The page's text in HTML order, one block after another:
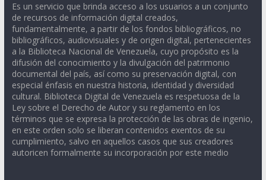
Es un servicio que brinda acceso a los usuarios a un conjunto
de recursos de información digital creados,
fundamentalmente, a partir de los fondos bibliográficos, no
bibliográficos, audiovisuales y de origen digital, pertenecientes
a la Biblioteca Nacional de Venezuela, cuyo propósito es la
difusión del conocimiento y la divulgación del patrimonio
documental del país, así como su preservación digital, con
especial énfasis en nuestra historia, identidad y diversidad
cultural. Biblioteca Digital de Venezuela es respetuosa de la
Ley sobre el Derecho de Autor y su reglamento en los
términos que se expresa la protección de las obras de ingenio,
en este orden solo se liberan contenidos exentos de su
cumplimiento, salvo en aquellos casos que sus creadores
autoricen formalmente su incorporación por este medio